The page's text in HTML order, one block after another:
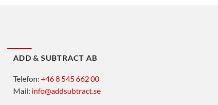
ADD & SUBTRACT AB
Telefon: +46 8 545 662 00
Mail: info@addsubtract.se